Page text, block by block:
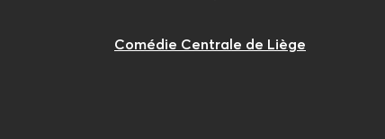
Comédie Centrale de Liège